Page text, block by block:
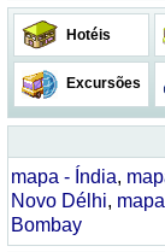
Hotéis
Excursões
mapa - Índia,
Novo Délhi,
Bombay